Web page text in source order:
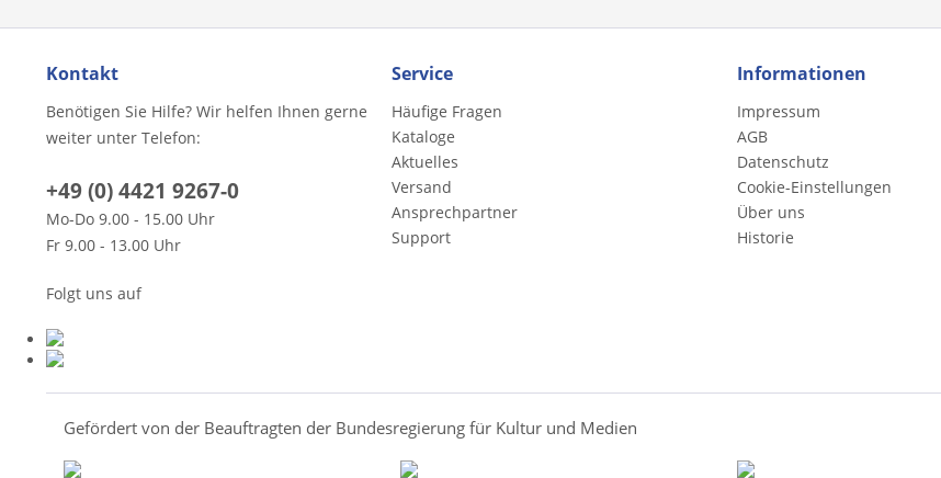
Kontakt
Benötigen Sie Hilfe? Wir helfen Ihnen gerne
weiter unter Telefon:
+49 (0) 4421 9267-0
Mo-Do 9.00 - 15.00 Uhr
Fr 9.00 - 13.00 Uhr
Folgt uns auf
Service
Häufige Fragen
Kataloge
Aktuelles
Versand
Ansprechpartner
Support
Informationen
Impressum
AGB
Datenschutz
Cookie-Einstellungen
Über uns
Historie
Gefördert von der Beauftragten der Bundesregierung für Kultur und Medien